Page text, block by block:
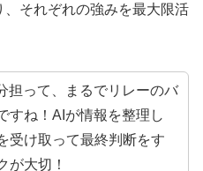
それぞれの強みを最大限活
担って、まるでリレーのバ
すね！AIが情報を整理し
受け取って最終判断をす
が大切！